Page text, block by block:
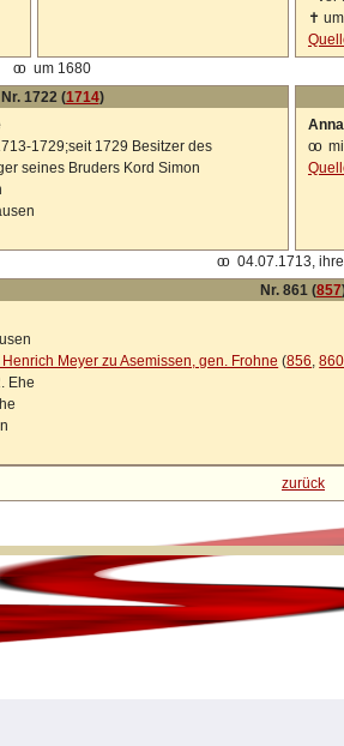
✝
oo um 1680
Nr. 1722 (1714)
1729;seit 1729 Besitzer des
seines Bruders Kord Simon
oo
oo 04.07.1713,
Nr. 861 (857
Meyer zu Asemissen, gen. Frohne (856,860
Ehe
zurück